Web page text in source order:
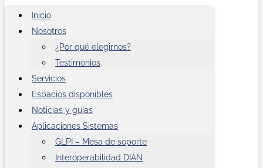
Inicio
Nosotros
¿Por qué elegirnos?
Testimonios
Servicios
Espacios disponibles
Noticias y guías
Aplicaciones Sistemas
GLPI – Mesa de soporte
Interoperabilidad DIAN